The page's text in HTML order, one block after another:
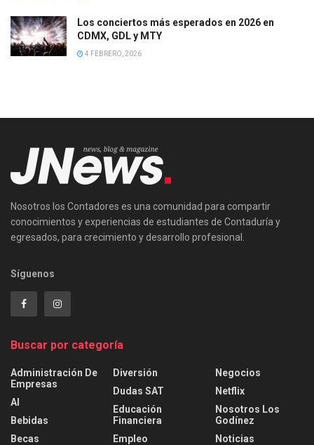
Los conciertos más esperados en 2026 en
CDMX, GDL y MTY
4 FEBRERO, 2026
Nosotros los Contadores es una comunidad para compartir
conocimientos y experiencias de estudiantes de Contaduría y
egresados, para crecimiento y desarrollo profesional.
Síguenos
Buscar por categoría
Administración De
Empresas
AI
Bebidas
Becas
Diversión
Dudas SAT
Educación
Financiera
Empleo
Negocios
Netflix
Nosotros Los
Godínez
Noticias